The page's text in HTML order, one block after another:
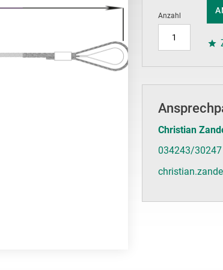
Anzahl
Christian
034243/30247